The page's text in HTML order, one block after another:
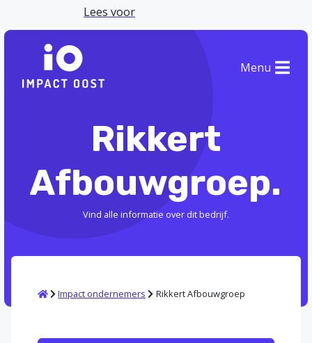
Lees voor
Menu
Rikkert
Afbouwgroep.
Vind alle informatie over dit bedrijf.
HomeImpact ondernemers Rikkert Afbouwgroep